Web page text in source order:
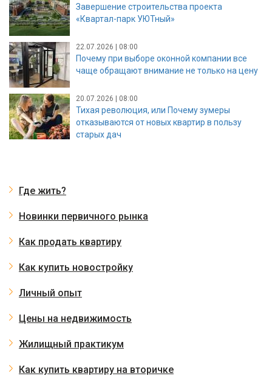
Завершение строительства проекта
«Квартал-парк УЮТный»
22.07.2026 | 08:00
Почему при выборе оконной компании все
чаще обращают внимание не только на цену
20.07.2026 | 08:00
Тихая революция, или Почему зумеры
отказываются от новых квартир в пользу
старых дач
Где жить?
Новинки первичного рынка
Как продать квартиру
Как купить новостройку
Личный опыт
Цены на недвижимость
Жилищный практикум
Как купить квартиру на вторичке